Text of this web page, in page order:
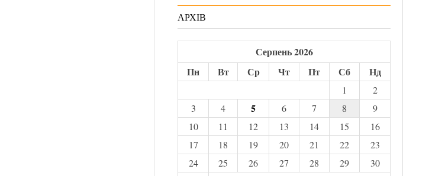
АРХІВ
Серпень 2026
Пн
Вт Ср Чт Пт Сб Нд
1
2
3
4 5 6 7 8
9
10
11 12 13 14 15
16
17
18 19 20 21 22
23
24
25 26 27 28 29
30